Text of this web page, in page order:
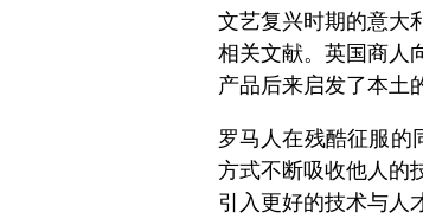
文艺复兴时期的意大
相关文献。英国商人
产品后来启发了本土
罗马人在残酷征服的
方式不断吸收他人的
引入更好的技术与人